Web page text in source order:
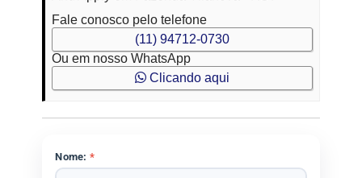
Fale conosco pelo telefone
(11) 94712-0730
Ou em nosso WhatsApp
Clicando aqui
Nome: *